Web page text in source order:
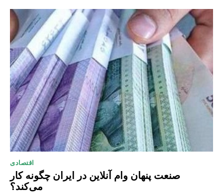
اقتصادی
صنعت پنهان وام آنلاین در ایران چگونه کار
می‌کند؟